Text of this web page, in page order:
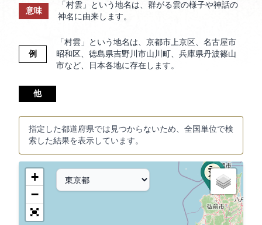
意味
「村雲」という地名は、群がる雲の様子や神話の
神名に由来します。
例
「村雲」という地名は、京都市上京区、名古屋市
昭和区、徳島県吉野川市山川町、兵庫県丹波篠山
市など、日本各地に存在します。
他
指定した都道府県では見つからないため、全国単位で検
索した結果を表示しています。
+
−